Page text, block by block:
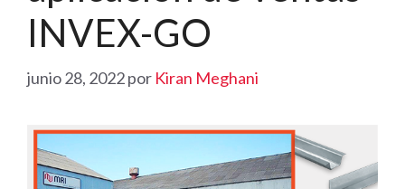
INVEX-GO
junio 28, 2022por Kiran Meghani